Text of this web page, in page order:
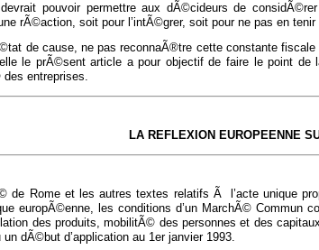
pouvoir permettre aux dÃ©cideurs de
rÃ©action, soit pour l’intÃ©grer, soit pour ne pas en tenir
de cause, ne pas reconnaÃ®tre cette constante
le prÃ©sent article a pour objectif de faire le point
entreprises.
LA REFLEXION EUROPEENNE
de Rome et les autres textes relatifs Ã l’acte unique
europÃ©enne, les conditions d’un MarchÃ©
des produits, mobilitÃ© des personnes et des
un dÃ©but d’application au 1er janvier 1993.